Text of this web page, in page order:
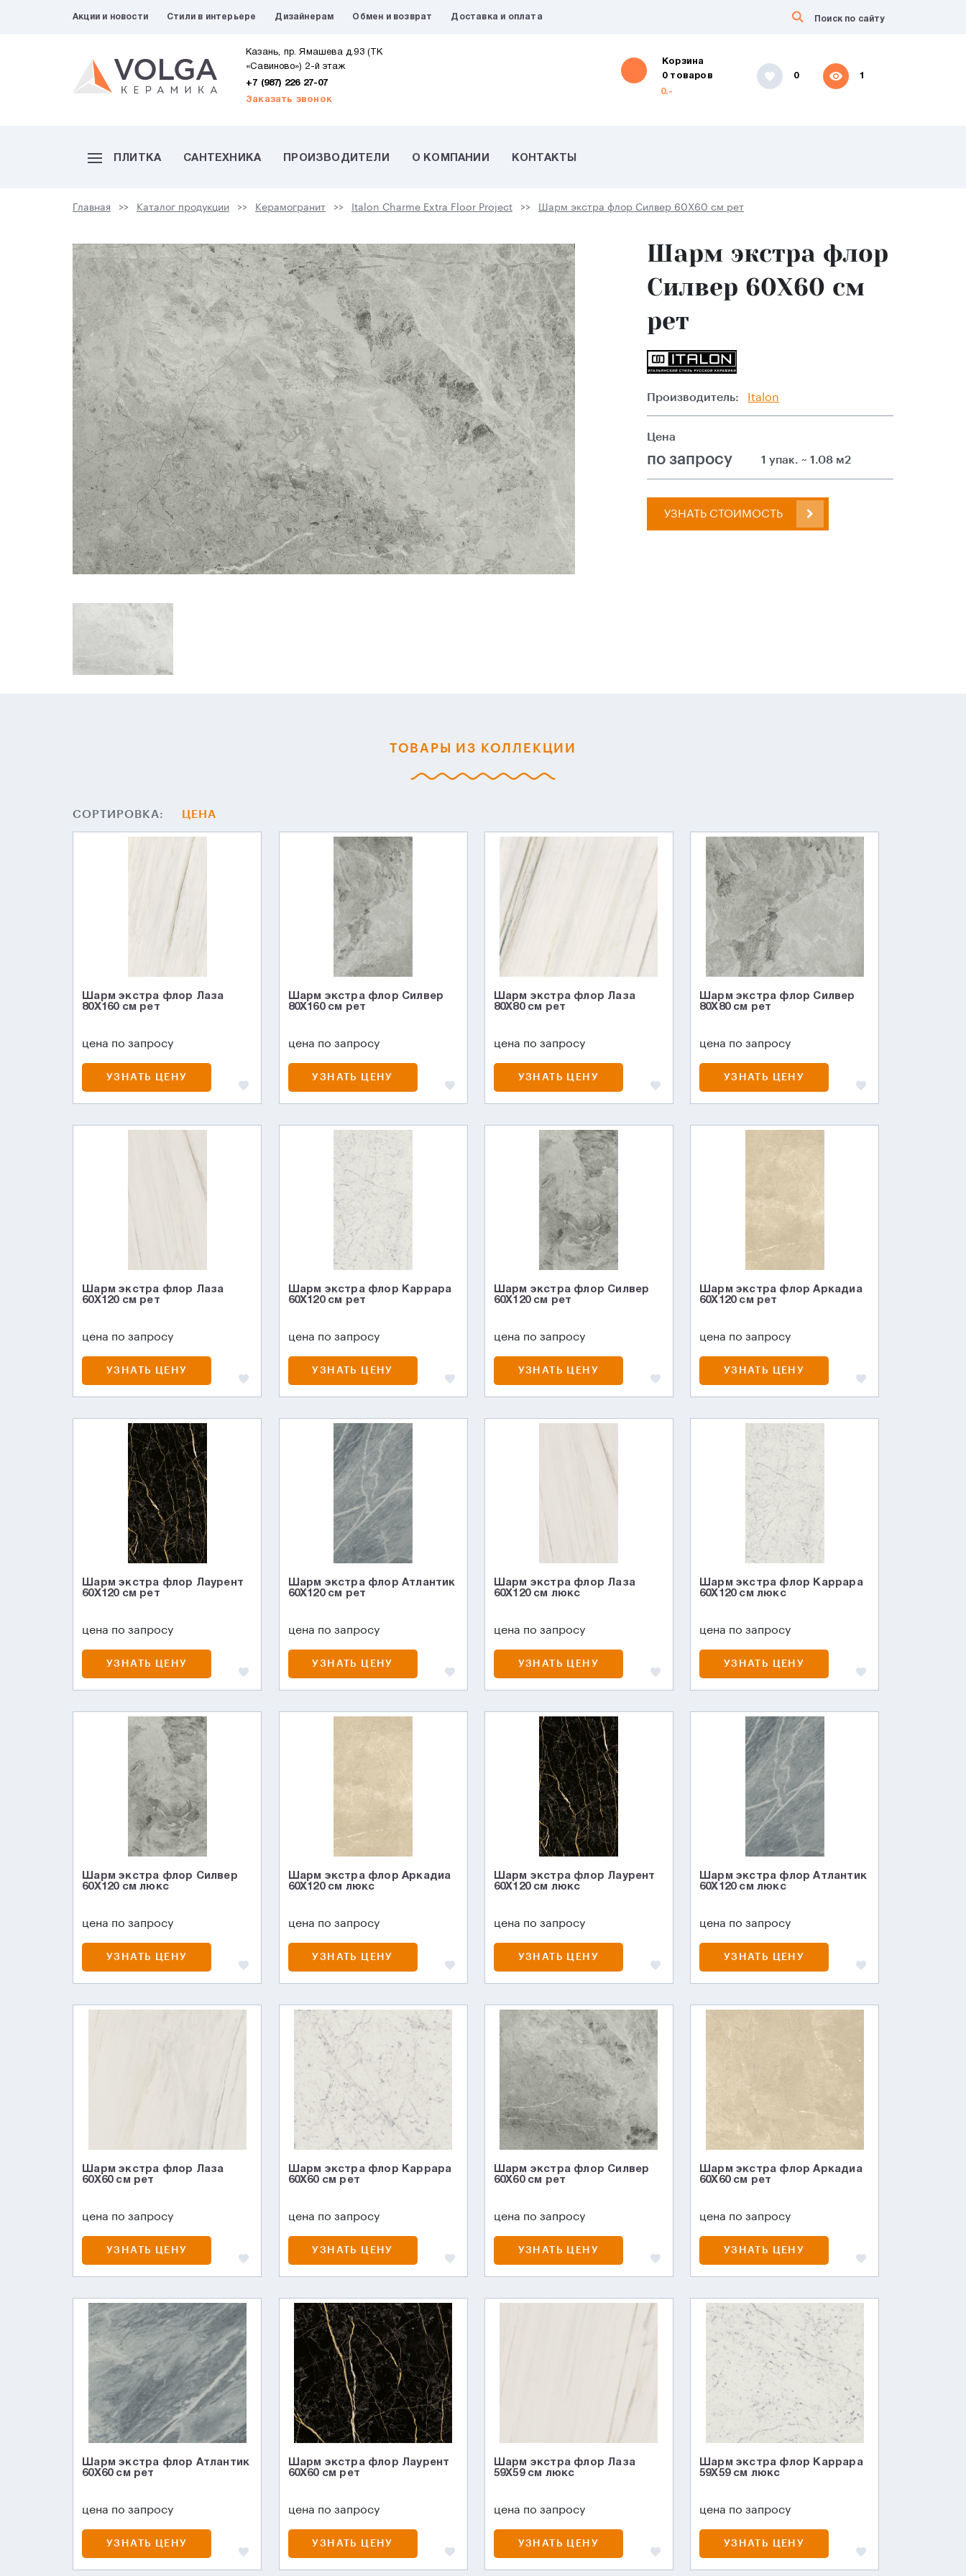
Акции и новости Стили в интерьере Дизайнерам Обмен и возврат Доставка и оплата
Казань, пр. Ямашева д.93 (ТК
«Савиново») 2-й этаж
+7 (987) 226 27-07
Заказать звонок
Корзина
0 товаров
0.-
0 1
ПЛИТКА САНТЕХНИКА ПРОИЗВОДИТЕЛИ О КОМПАНИИ КОНТАКТЫ
Главная Каталог продукции Керамогранит Italon Charme Extra Floor Project Шарм экстра флор Силвер 60X60 см рет
Шарм экстра флор
Силвер 60X60 см
рет
Производитель: Italon
Цена
по запросу 1 упак. ~ 1.08 м2
УЗНАТЬ СТОИМОСТЬ
ТОВАРЫ ИЗ КОЛЛЕКЦИИ
СОРТИРОВКА: ЦЕНА
Шарм экстра флор Лаза
80X160 см рет
цена по запросу
УЗНАТЬ ЦЕНУ
Шарм экстра флор Силвер
80X160 см рет
цена по запросу
УЗНАТЬ ЦЕНУ
Шарм экстра флор Лаза
80X80 см рет
цена по запросу
УЗНАТЬ ЦЕНУ
Шарм экстра флор Силвер
80X80 см рет
цена по запросу
УЗНАТЬ ЦЕНУ
Шарм экстра флор Лаза
60X120 см рет
цена по запросу
УЗНАТЬ ЦЕНУ
Шарм экстра флор Каррара
60X120 см рет
цена по запросу
УЗНАТЬ ЦЕНУ
Шарм экстра флор Силвер
60X120 см рет
цена по запросу
УЗНАТЬ ЦЕНУ
Шарм экстра флор Аркадиа
60X120 см рет
цена по запросу
УЗНАТЬ ЦЕНУ
Шарм экстра флор Лаурент
60X120 см рет
цена по запросу
УЗНАТЬ ЦЕНУ
Шарм экстра флор Атлантик
60X120 см рет
цена по запросу
УЗНАТЬ ЦЕНУ
Шарм экстра флор Лаза
60X120 см люкс
цена по запросу
УЗНАТЬ ЦЕНУ
Шарм экстра флор Каррара
60X120 см люкс
цена по запросу
УЗНАТЬ ЦЕНУ
Шарм экстра флор Силвер
60X120 см люкс
цена по запросу
УЗНАТЬ ЦЕНУ
Шарм экстра флор Аркадиа
60X120 см люкс
цена по запросу
УЗНАТЬ ЦЕНУ
Шарм экстра флор Лаурент
60X120 см люкс
цена по запросу
УЗНАТЬ ЦЕНУ
Шарм экстра флор Атлантик
60X120 см люкс
цена по запросу
УЗНАТЬ ЦЕНУ
Шарм экстра флор Лаза
60X60 см рет
цена по запросу
УЗНАТЬ ЦЕНУ
Шарм экстра флор Каррара
60X60 см рет
цена по запросу
УЗНАТЬ ЦЕНУ
Шарм экстра флор Силвер
60X60 см рет
цена по запросу
УЗНАТЬ ЦЕНУ
Шарм экстра флор Аркадиа
60X60 см рет
цена по запросу
УЗНАТЬ ЦЕНУ
Шарм экстра флор Атлантик
60X60 см рет
цена по запросу
УЗНАТЬ ЦЕНУ
Шарм экстра флор Лаурент
60X60 см рет
цена по запросу
УЗНАТЬ ЦЕНУ
Шарм экстра флор Лаза
59X59 см люкс
цена по запросу
УЗНАТЬ ЦЕНУ
Шарм экстра флор Каррара
59X59 см люкс
цена по запросу
УЗНАТЬ ЦЕНУ